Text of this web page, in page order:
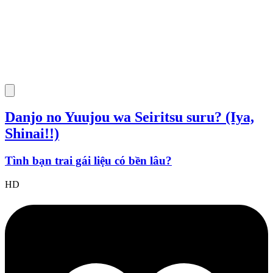
Danjo no Yuujou wa Seiritsu suru? (Iya,
Shinai!!)
Tình bạn trai gái liệu có bền lâu?
HD